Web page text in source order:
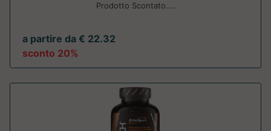
Prodotto Scontato....
a partire da € 22.32
sconto 20%